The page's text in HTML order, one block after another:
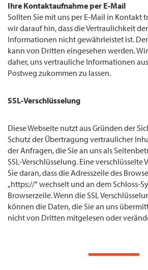
Ihre Kontaktaufnahme per E-Mail
Sollten Sie mit uns per E-Mail in Kontakt
wir darauf hin, dass die Vertraulichkeit
Informationen nicht gewährleistet ist.
kann von Dritten eingesehen werden.
daher, uns vertrauliche Informationen
Postweg zukommen zu lassen.
SSL-Verschlüsselung
Diese Webseite nutzt aus Gründen der
Schutz der Übertragung vertraulicher
der Anfragen, die Sie an uns als
SSL-Verschlüsselung. Eine
Sie daran, dass die Adresszeile des
„https://“ wechselt und an dem Schloss-
Browserzeile. Wenn die SSL
können die Daten, die Sie an uns
nicht von Dritten mitgelesen oder